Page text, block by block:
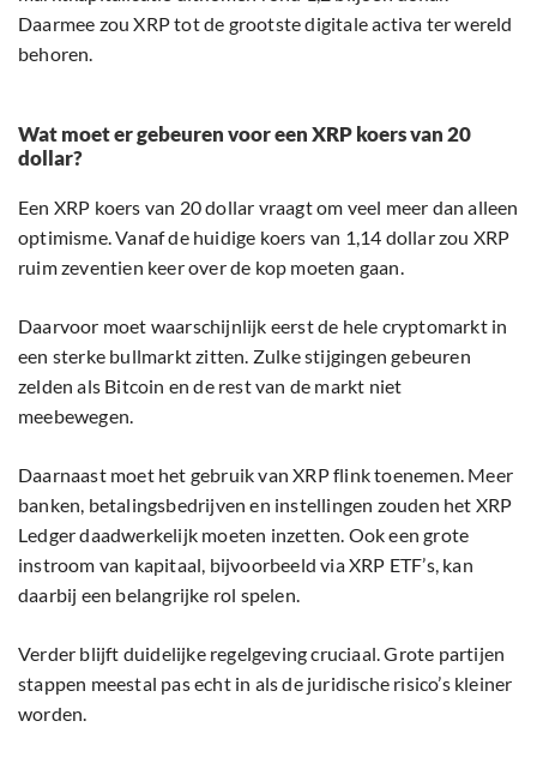
Daarmee zou XRP tot de grootste digitale activa ter wereld
behoren.
Wat moet er gebeuren voor een XRP koers van 20
dollar?
Een XRP koers van 20 dollar vraagt om veel meer dan alleen
optimisme. Vanaf de huidige koers van 1,14 dollar zou XRP
ruim zeventien keer over de kop moeten gaan.
Daarvoor moet waarschijnlijk eerst de hele cryptomarkt in
een sterke bullmarkt zitten. Zulke stijgingen gebeuren
zelden als Bitcoin en de rest van de markt niet
meebewegen.
Daarnaast moet het gebruik van XRP flink toenemen. Meer
banken, betalingsbedrijven en instellingen zouden het XRP
Ledger daadwerkelijk moeten inzetten. Ook een grote
instroom van kapitaal, bijvoorbeeld via XRP ETF’s, kan
daarbij een belangrijke rol spelen.
Verder blijft duidelijke regelgeving cruciaal. Grote partijen
stappen meestal pas echt in als de juridische risico’s kleiner
worden.